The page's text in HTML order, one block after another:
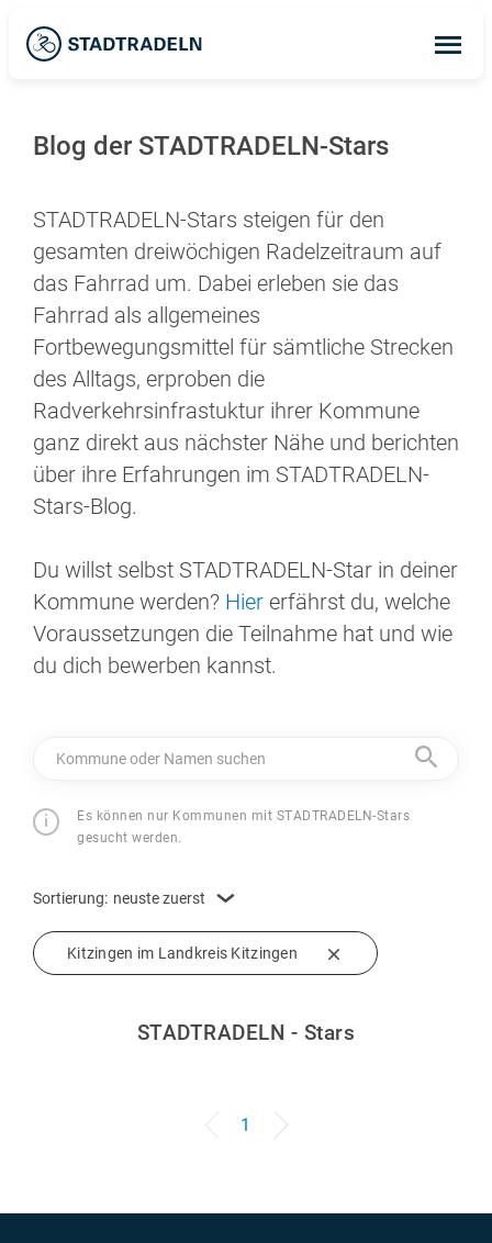
Blog der STADTRADELN-Stars
STADTRADELN-Stars steigen für den
gesamten dreiwöchigen Radelzeitraum auf
das Fahrrad um. Dabei erleben sie das
Fahrrad als allgemeines
Fortbewegungsmittel für sämtliche Strecken
des Alltags, erproben die
Radverkehrsinfrastuktur ihrer Kommune
ganz direkt aus nächster Nähe und berichten
über ihre Erfahrungen im STADTRADELN-
Stars-Blog.
Du willst selbst STADTRADELN-Star in deiner
Kommune werden? Hier erfährst du, welche
Voraussetzungen die Teilnahme hat und wie
du dich bewerben kannst.
Kommune oder Namen suchen
Es können nur Kommunen mit STADTRADELN-Stars
gesucht werden.
Kitzingen im Landkreis Kitzingen
Sortierung: neuste zuerst
STADTRADELN - Stars
1